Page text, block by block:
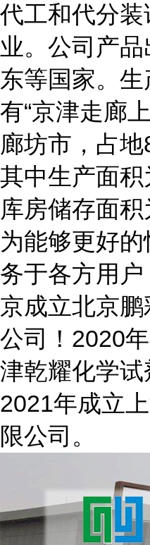
代工和代分
业。公司产
东等国家。
有“京津走廊
廊坊市，占地
其中生产面积
库房储存面积
为能够更好
务于各方用
京成立北京
公司！2020
津乾耀化学试
2021年成立
限公司。